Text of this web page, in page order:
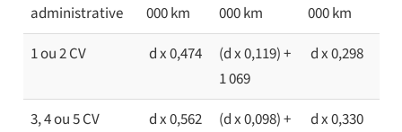
administrative
000 km
000 km
000 km
1 ou 2 CV
d x 0,474
(d x 0,119) +
1 069
d x 0,298
3, 4 ou 5 CV d x 0,562
(d x 0,098) +
d x 0,330